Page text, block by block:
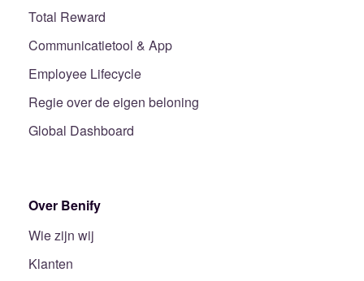
Total Reward
Communicatietool & App
Employee Lifecycle
Regie over de eigen beloning
Global Dashboard
Over Benify
Wie zijn wij
Klanten